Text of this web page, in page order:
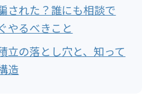
された？誰にも相談で
やるべきこと
立の落とし穴と、知って
造